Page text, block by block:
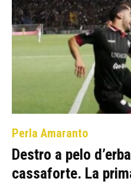
Perla Amaranto
Destro a pelo
cassaforte. La